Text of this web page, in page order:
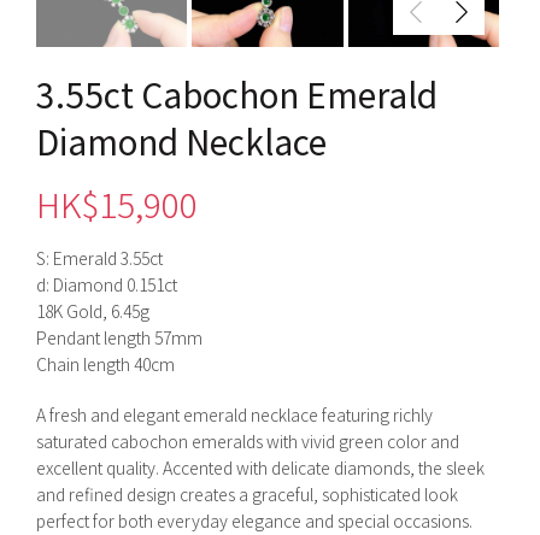
3.55ct Cabochon Emerald
Diamond Necklace
HK$15,900
S: Emerald 3.55ct
d: Diamond 0.151ct
18K Gold, 6.45g
Pendant length 57mm
Chain length 40cm
A fresh and elegant emerald necklace featuring richly
saturated cabochon emeralds with vivid green color and
excellent quality. Accented with delicate diamonds, the sleek
and refined design creates a graceful, sophisticated look
perfect for both everyday elegance and special occasions.